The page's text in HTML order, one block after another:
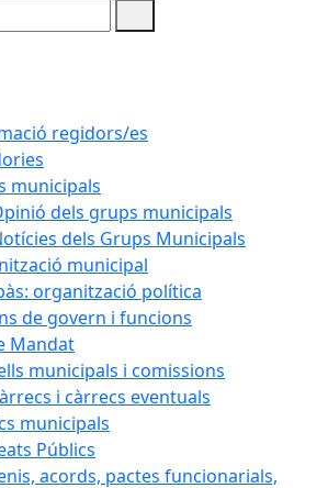
regidors/es
municipals
dels grups municipals
dels Grups Municipals
municipal
organització política
de govern i funcions
Mandat
municipals i comissions
i càrrecs eventuals
municipals
Públics
acords, pactes funcionarials,